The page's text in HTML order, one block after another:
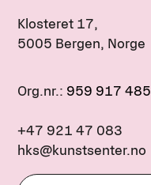
Klosteret 17,
5005 Bergen, Norge
Org.nr.: 959 917 485
+47 921 47 083
hks@kunstsenter.no